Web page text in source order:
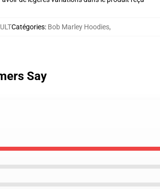
Catégories: Bob Marley Hoodies,
Say